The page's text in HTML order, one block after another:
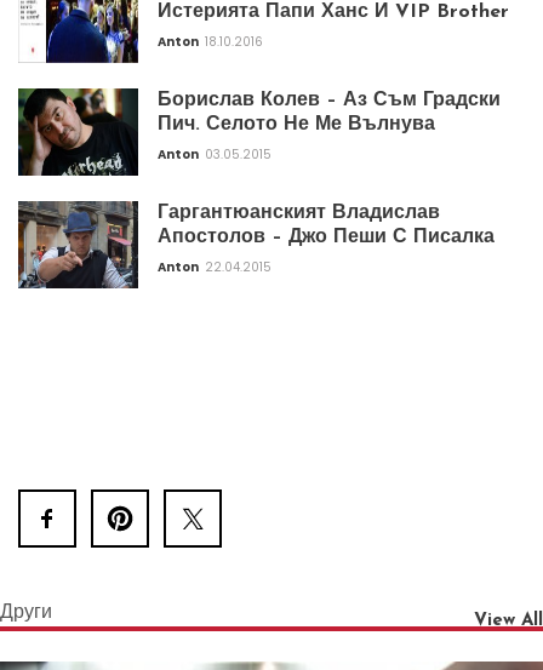
Истерията Папи Ханс И VIP Brother
Anton 18.10.2016
Борислав Колев – Аз Съм Градски
Пич. Селото Не Ме Вълнува
Anton 03.05.2015
Гаргантюанският Владислав
Апостолов – Джо Пеши С Писалка
Anton 22.04.2015
Други View All